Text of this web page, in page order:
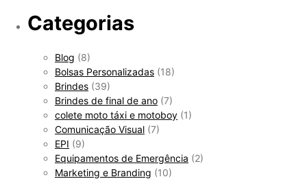
Categorias
Blog (8)
Bolsas Personalizadas (18)
Brindes (39)
Brindes de final de ano (7)
colete moto táxi e motoboy (1)
Comunicação Visual (7)
EPI (9)
Equipamentos de Emergência (2)
Marketing e Branding (10)